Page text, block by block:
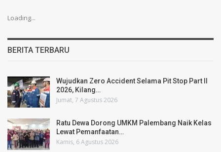
Loading...
BERITA TERBARU
Wujudkan Zero Accident Selama Pit Stop Part II
2026, Kilang…
Jumat, 7 Agustus 2026
Ratu Dewa Dorong UMKM Palembang Naik Kelas
Lewat Pemanfaatan…
Kamis, 6 Agustus 2026